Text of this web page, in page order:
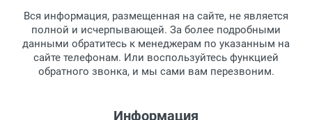
Перечисление средств на расчетный счет.
товара.
Для получения товара при себе
обязательно иметь паспорт.
Заказ необходимо забрать в течение 3
рабочих дней с момента поступления на
дополнительных расходов за хранение
Вся информация, размещенная на сайте, не является
полной и исчерпывающей. За более подробными
данными обратитесь к менеджерам по указанным на
сайте телефонам. Или воспользуйтесь функцией
обратного звонка, и мы сами вам перезвоним.
Информация